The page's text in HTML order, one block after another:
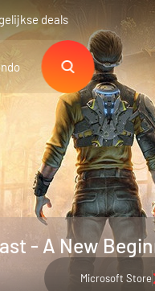
deals
- A New
Microsoft Store